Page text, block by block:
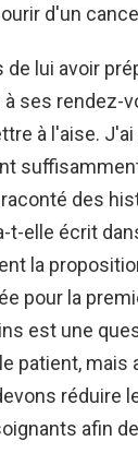
d'un
de lui avoir
ses rendez-
à l'aise.
des
t-elle écrit
la
pour la
est une
patient, mais
réduire
afin